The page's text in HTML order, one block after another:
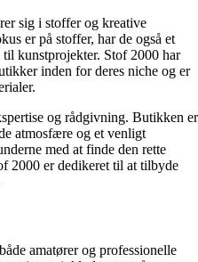
sig i stoffer og kreative
er på stoffer, har de også et
kunstprojekter. Stof 2000 har
inden for deres niche og er
og rådgivning. Butikken er
atmosfære og et venligt
med at finde den rette
2000 er dedikeret til at tilbyde
amatører og professionelle